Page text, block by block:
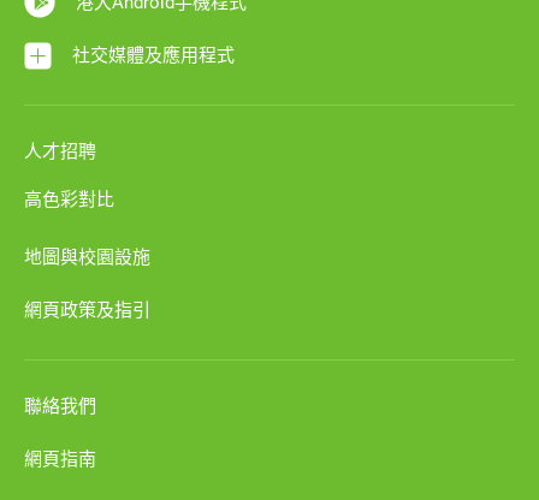
社交媒體及應用程式
人才招聘
高色彩對比
地圖與校園設施
網頁政策及指引
聯絡我們
網頁指南